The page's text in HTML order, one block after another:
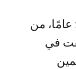
في